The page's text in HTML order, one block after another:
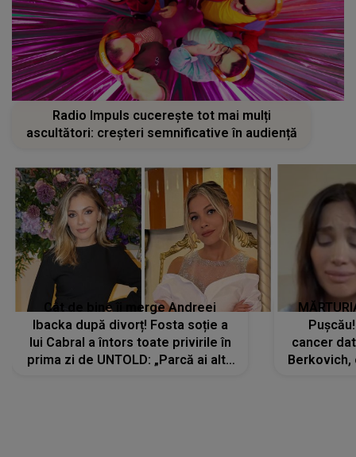
Radio Impuls cucerește tot mai mulți
ascultători: creșteri semnificative în audiență
Cât de bine îi merge Andreei
Ibacka după divorț! Fosta soție a
lui Cabral a întors toate privirile în
prima zi de UNTOLD: „Parcă ai altă
cancer
Berkovich,